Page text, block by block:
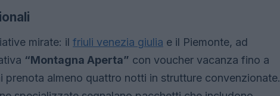
mirate: il friuli venezia giulia e il Piemonte, ad
“Montagna Aperta” con voucher vacanza fino a
prenota almeno quattro notti in strutture convenzionate.